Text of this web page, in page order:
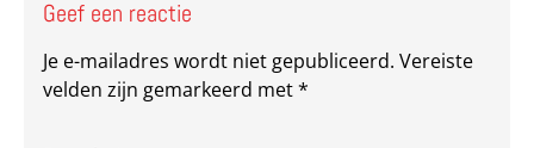
Geef een reactie
Je e-mailadres wordt niet gepubliceerd. Vereiste
velden zijn gemarkeerd met*